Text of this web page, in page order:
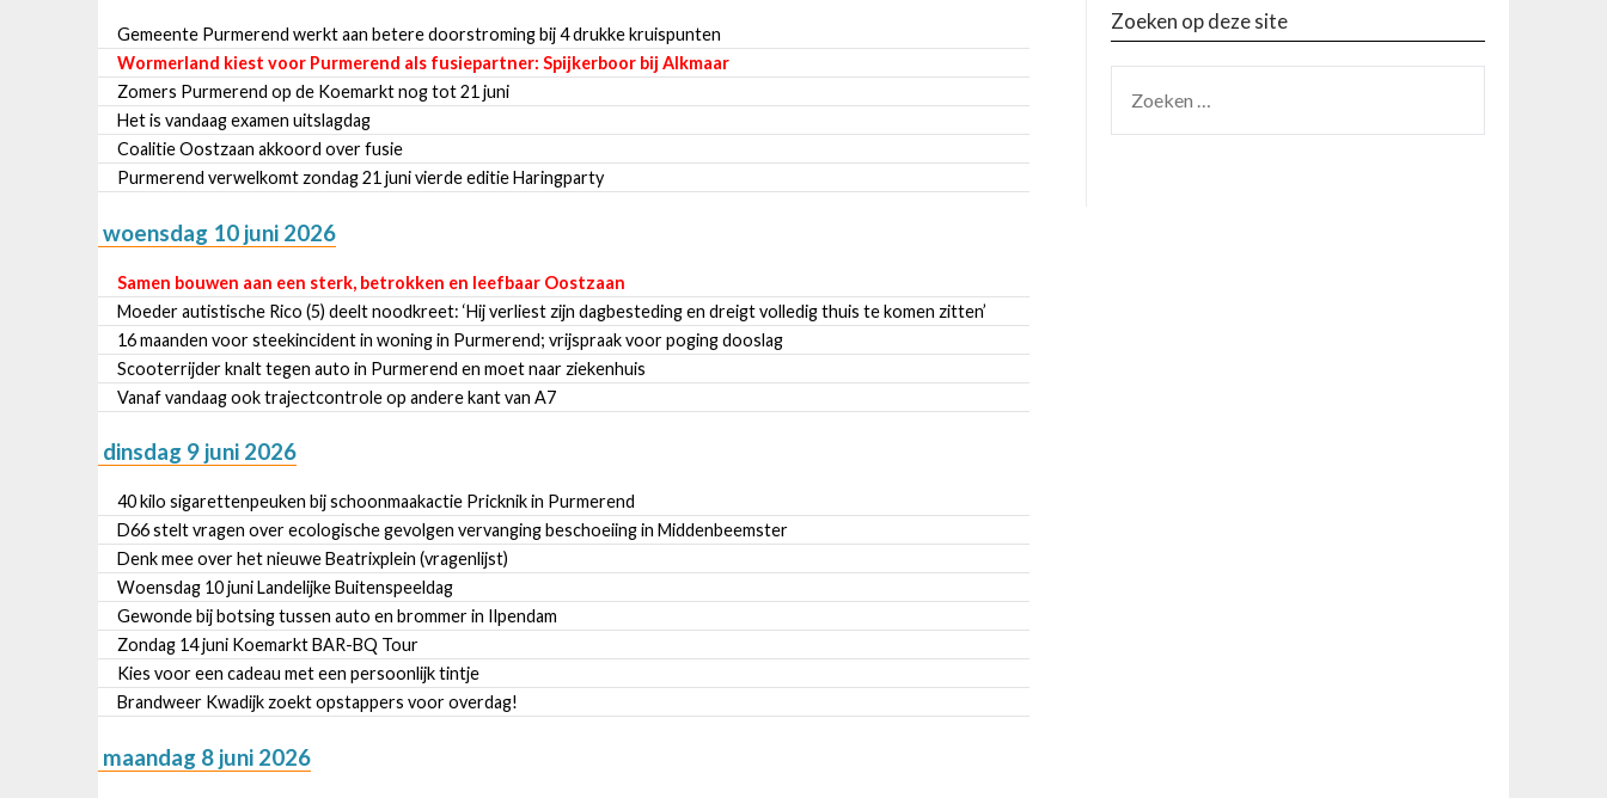
Gemeente Purmerend werkt aan betere doorstroming bij 4 drukke kruispunten
Wormerland kiest voor Purmerend als fusiepartner: Spijkerboor bij Alkmaar
Zomers Purmerend op de Koemarkt nog tot 21 juni
Het is vandaag examen uitslagdag
Coalitie Oostzaan akkoord over fusie
Purmerend verwelkomt zondag 21 juni vierde editie Haringparty
woensdag 10 juni 2026
Samen bouwen aan een sterk, betrokken en leefbaar Oostzaan
Moeder autistische Rico (5) deelt noodkreet: ‘Hij verliest zijn dagbesteding en dreigt volledig thuis te komen zitten’
16 maanden voor steekincident in woning in Purmerend; vrijspraak voor poging dooslag
Scooterrijder knalt tegen auto in Purmerend en moet naar ziekenhuis
Vanaf vandaag ook trajectcontrole op andere kant van A7
dinsdag 9 juni 2026
40 kilo sigarettenpeuken bij schoonmaakactie Pricknik in Purmerend
D66 stelt vragen over ecologische gevolgen vervanging beschoeiing in Middenbeemster
Denk mee over het nieuwe Beatrixplein (vragenlijst)
Woensdag 10 juni Landelijke Buitenspeeldag
Gewonde bij botsing tussen auto en brommer in Ilpendam
Zondag 14 juni Koemarkt BAR-BQ Tour
Kies voor een cadeau met een persoonlijk tintje
Brandweer Kwadijk zoekt opstappers voor overdag!
maandag 8 juni 2026
Zoeken op deze site